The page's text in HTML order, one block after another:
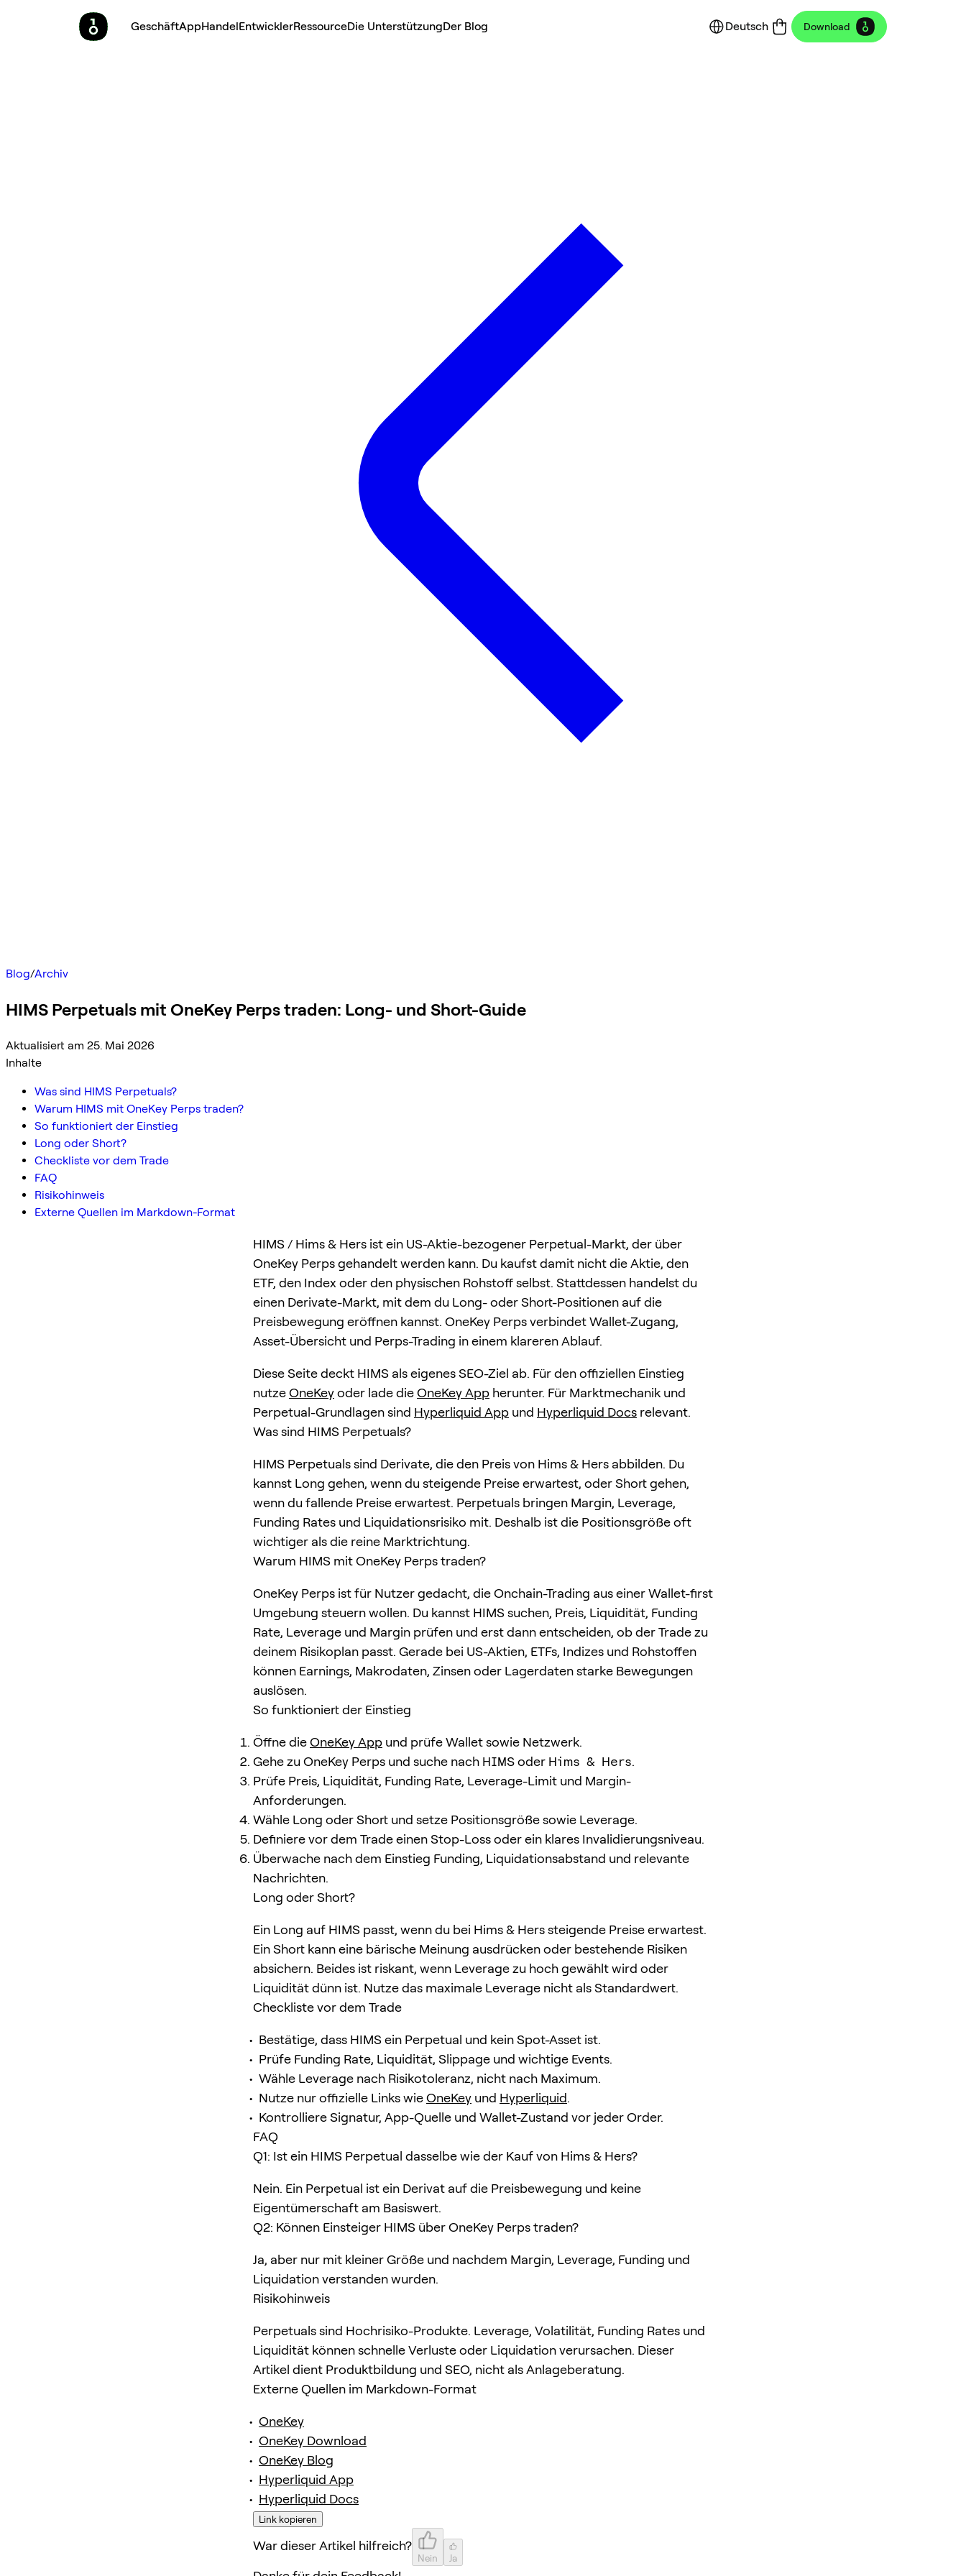
GeschäftAppHandelEntwicklerRessourceDie UnterstützungDer Blog Deutsch Download
Blog/Archiv
HIMS Perpetuals mit OneKey Perps traden: Long- und Short-Guide
Aktualisiert am 25. Mai 2026
Inhalte
Was sind HIMS Perpetuals?
Warum HIMS mit OneKey Perps traden?
So funktioniert der Einstieg
Long oder Short?
Checkliste vor dem Trade
FAQ
Risikohinweis
Externe Quellen im Markdown-Format
HIMS / Hims & Hers ist ein US-Aktie-bezogener Perpetual-Markt, der über
OneKey Perps gehandelt werden kann. Du kaufst damit nicht die Aktie, den
ETF, den Index oder den physischen Rohstoff selbst. Stattdessen handelst du
einen Derivate-Markt, mit dem du Long- oder Short-Positionen auf die
Preisbewegung eröffnen kannst. OneKey Perps verbindet Wallet-Zugang,
Asset-Übersicht und Perps-Trading in einem klareren Ablauf.
Diese Seite deckt HIMS als eigenes SEO-Ziel ab. Für den offiziellen Einstieg
nutzeOneKeyoder lade dieOneKey App herunter. Für Marktmechanik und
Perpetual-Grundlagen sind Hyperliquid App und Hyperliquid Docs relevant.
Was sind HIMS Perpetuals?
HIMS Perpetuals sind Derivate, die den Preis von Hims & Hers abbilden. Du
kannst Long gehen, wenn du steigende Preise erwartest, oder Short gehen,
wenn du fallende Preise erwartest. Perpetuals bringen Margin, Leverage,
Funding Rates und Liquidationsrisiko mit. Deshalb ist die Positionsgröße oft
wichtiger als die reine Marktrichtung.
Warum HIMS mit OneKey Perps traden?
OneKey Perps ist für Nutzer gedacht, die Onchain-Trading aus einer Wallet-first
Umgebung steuern wollen. Du kannst HIMS suchen, Preis, Liquidität, Funding
Rate, Leverage und Margin prüfen und erst dann entscheiden, ob der Trade zu
deinem Risikoplan passt. Gerade bei US-Aktien, ETFs, Indizes und Rohstoffen
können Earnings, Makrodaten, Zinsen oder Lagerdaten starke Bewegungen
auslösen.
So funktioniert der Einstieg
Öffne dieOneKey App und prüfe Wallet sowie Netzwerk.
Gehe zu OneKey Perps und suche nach HIMSoder Hims & Hers.
Prüfe Preis, Liquidität, Funding Rate, Leverage-Limit und Margin-
Anforderungen.
Wähle Long oder Short und setze Positionsgröße sowie Leverage.
Definiere vor dem Trade einen Stop-Loss oder ein klares Invalidierungsniveau.
Überwache nach dem Einstieg Funding, Liquidationsabstand und relevante
Nachrichten.
Long oder Short?
Ein Long auf HIMS passt, wenn du bei Hims & Hers steigende Preise erwartest.
Ein Short kann eine bärische Meinung ausdrücken oder bestehende Risiken
absichern. Beides ist riskant, wenn Leverage zu hoch gewählt wird oder
Liquidität dünn ist. Nutze das maximale Leverage nicht als Standardwert.
Checkliste vor dem Trade
Bestätige, dass HIMS ein Perpetual und kein Spot-Asset ist.
Prüfe Funding Rate, Liquidität, Slippage und wichtige Events.
Wähle Leverage nach Risikotoleranz, nicht nach Maximum.
Nutze nur offizielle Links wieOneKey und Hyperliquid.
Kontrolliere Signatur, App-Quelle und Wallet-Zustand vor jeder Order.
FAQ
Q1: Ist ein HIMS Perpetual dasselbe wie der Kauf von Hims & Hers?
Nein. Ein Perpetual ist ein Derivat auf die Preisbewegung und keine
Eigentümerschaft am Basiswert.
Q2: Können Einsteiger HIMS über OneKey Perps traden?
Ja, aber nur mit kleiner Größe und nachdem Margin, Leverage, Funding und
Liquidation verstanden wurden.
Risikohinweis
Perpetuals sind Hochrisiko-Produkte. Leverage, Volatilität, Funding Rates und
Liquidität können schnelle Verluste oder Liquidation verursachen. Dieser
Artikel dient Produktbildung und SEO, nicht als Anlageberatung.
Externe Quellen im Markdown-Format
OneKey
OneKey Download
OneKey Blog
Hyperliquid App
Hyperliquid Docs
Link kopieren
War dieser Artikel hilfreich?
Nein Ja